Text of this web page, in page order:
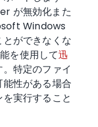
が無効化また
Windows
ができなくな
を使用して迅
特定のファイ
性がある場合
実行すること